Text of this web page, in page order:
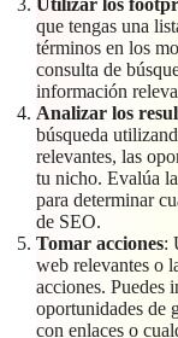
Utilizar los
que tengas una
términos en los
consulta de
información
Analizar los
búsqueda
relevantes, las
tu nicho. Evalúa
para determinar
de SEO.
Tomar acciones:
web relevantes o
acciones. Puedes
oportunidades de
con enlaces o